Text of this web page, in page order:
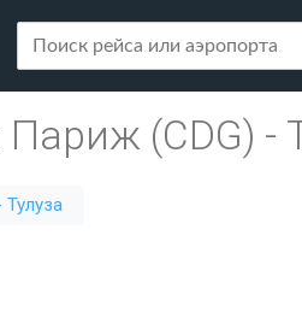
Париж (CDG) -